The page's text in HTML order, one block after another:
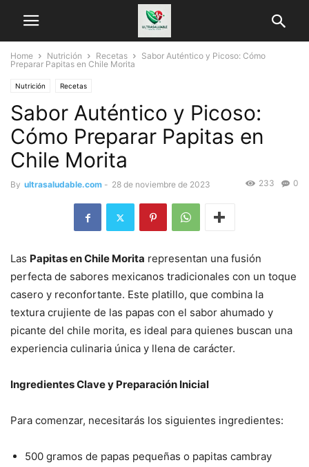
Home Nutrición Recetas
Sabor Auténtico y Picoso: Cómo
Preparar Papitas en Chile Morita
Nutrición Recetas
Sabor Auténtico y Picoso:
Cómo Preparar Papitas en
Chile Morita
By ultrasaludable.com - 28 de noviembre de 2023 0
233
Las Papitas en Chile Morita representan una fusión
perfecta de sabores mexicanos tradicionales con un toque
casero y reconfortante. Este platillo, que combina la
textura crujiente de las papas con el sabor ahumado y
picante del chile morita, es ideal para quienes buscan una
experiencia culinaria única y llena de carácter.
Ingredientes Clave y Preparación Inicial
Para comenzar, necesitarás los siguientes ingredientes:
500 gramos de papas pequeñas o papitas cambray